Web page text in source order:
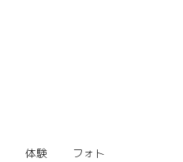
体験 フォト
体験 フォト